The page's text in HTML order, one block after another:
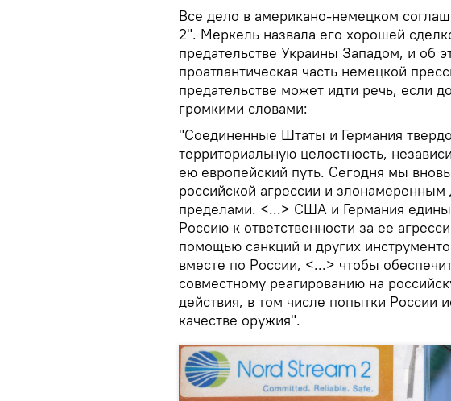
Все дело в американо-немецком
2". Меркель назвала его хорошей
предательстве Украины Западом, и об
проатлантическая часть немецкой
предательстве может идти речь, если
громкими словами:
"Соединенные Штаты и Германия
территориальную целостность,
ею европейский путь. Сегодня мы
российской агрессии и
пределами. <...> США и Германия
Россию к ответственности за ее
помощью санкций и других
вместе по России, <...> чтобы
совместному реагированию на
действия, в том числе попытки России
качестве оружия".